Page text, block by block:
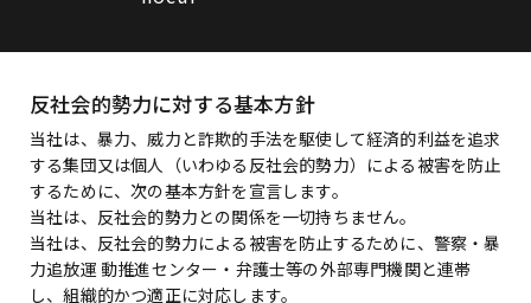
反社会的勢力に対する基本方針
当社は、暴力、威力と詐欺的手法を駆使して経済的利益を追求
する集団又は個人（いわゆる反社会的勢力）による被害を防止
するために、次の基本方針を宣言します。
当社は、反社会的勢力との関係を一切持ちません。
当社は、反社会的勢力による被害を防止するために、警察・暴
力追放運 動推進センター・弁護士等の外部専門機関と連帯
し、組織的かつ適正に対応します。